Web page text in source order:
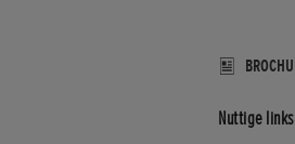
Nuttige links